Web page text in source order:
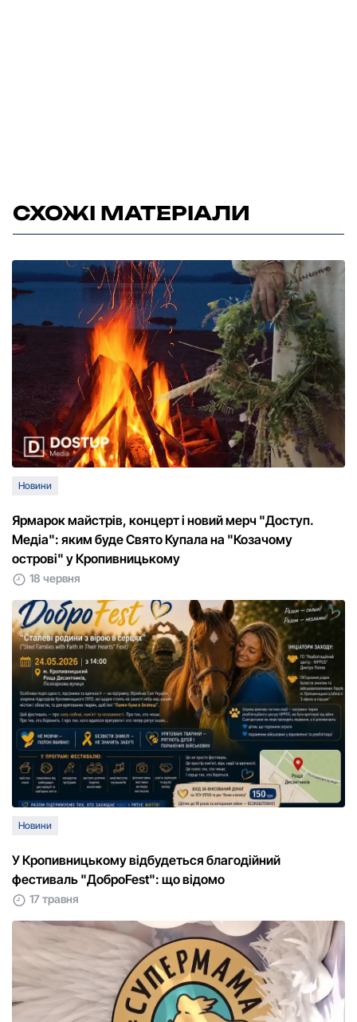
СХОЖІ МАТЕРІАЛИ
Новини
Ярмарок майстрів, концерт і новий мерч "Доступ.
Медіа": яким буде Свято Купала на "Козачому
острові" у Кропивницькому
18 червня
Новини
У Кропивницькому відбудеться благодійний
фестиваль "ДоброFest": що відомо
17 травня